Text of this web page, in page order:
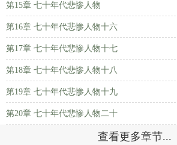
第15章 七十年代悲惨人物
第16章 七十年代悲惨人物十六
第17章 七十年代悲惨人物十七
第18章 七十年代悲惨人物十八
第19章 七十年代悲惨人物十九
第20章 七十年代悲惨人物二十
查看更多章节...